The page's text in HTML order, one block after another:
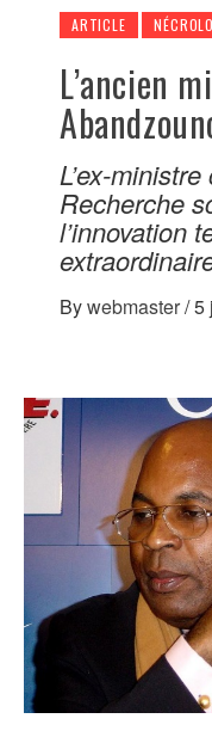
ARTICLE
L’ancien
L’ex-
Recherche
l’innovation
Bywebmaster/5